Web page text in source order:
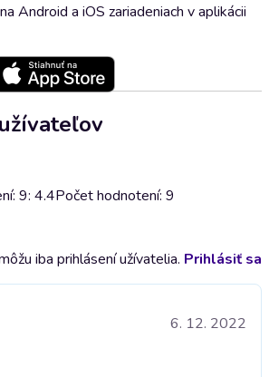
Android a iOS zariadeniach v aplikácii
9: 4.4Počet hodnotení: 9
iba prihlásení užívatelia. Prihlásiť sa
6. 12. 2022